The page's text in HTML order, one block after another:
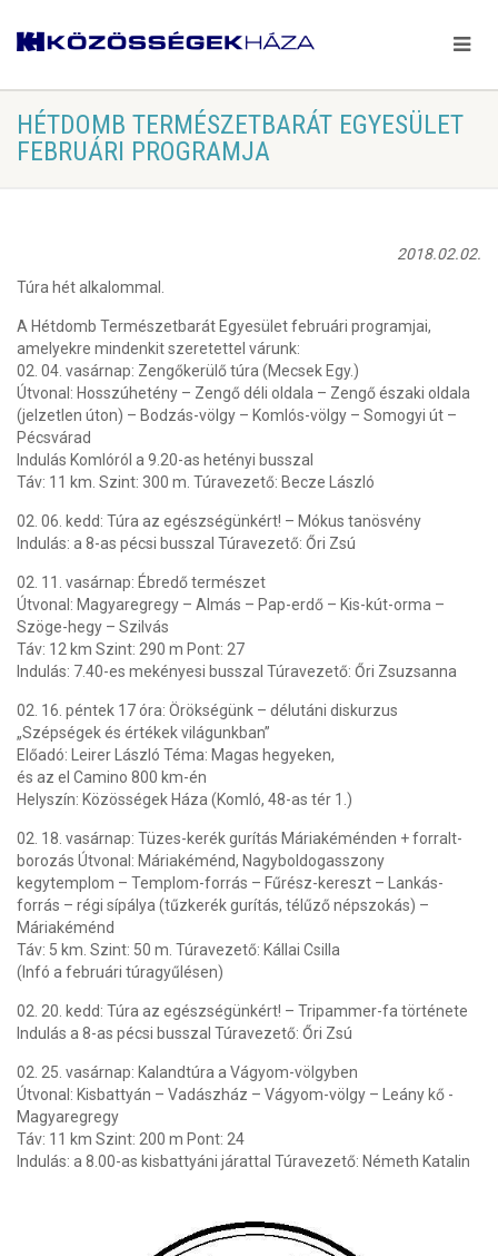
HÉTDOMB TERMÉSZETBARÁT EGYESÜLET
FEBRUÁRI PROGRAMJA
2018.02.02.
Túra hét alkalommal.
A Hétdomb Természetbarát Egyesület februári programjai,
amelyekre mindenkit szeretettel várunk:
02. 04. vasárnap: Zengőkerülő túra (Mecsek Egy.)
Útvonal: Hosszúhetény – Zengő déli oldala – Zengő északi oldala
(jelzetlen úton) – Bodzás-völgy – Komlós-völgy – Somogyi út –
Pécsvárad
Indulás Komlóról a 9.20-as hetényi busszal
Táv: 11 km. Szint: 300 m. Túravezető: Becze László
02. 06. kedd: Túra az egészségünkért! – Mókus tanösvény
Indulás: a 8-as pécsi busszal Túravezető: Őri Zsú
02. 11. vasárnap: Ébredő természet
Útvonal: Magyaregregy – Almás – Pap-erdő – Kis-kút-orma –
Szöge-hegy – Szilvás
Táv: 12 km Szint: 290 m Pont: 27
Indulás: 7.40-es mekényesi busszal Túravezető: Őri Zsuzsanna
02. 16. péntek 17 óra: Örökségünk – délutáni diskurzus
„Szépségek és értékek világunkban”
Előadó: Leirer László Téma: Magas hegyeken,
és az el Camino 800 km-én
Helyszín: Közösségek Háza (Komló, 48-as tér 1.)
02. 18. vasárnap: Tüzes-kerék gurítás Máriakéménden + forralt-
borozás Útvonal: Máriakéménd, Nagyboldogasszony
kegytemplom – Templom-forrás – Fűrész-kereszt – Lankás-
forrás – régi sípálya (tűzkerék gurítás, télűző népszokás) –
Máriakéménd
Táv: 5 km. Szint: 50 m. Túravezető: Kállai Csilla
(Infó a februári túragyűlésen)
02. 20. kedd: Túra az egészségünkért! – Tripammer-fa története
Indulás a 8-as pécsi busszal Túravezető: Őri Zsú
02. 25. vasárnap: Kalandtúra a Vágyom-völgyben
Útvonal: Kisbattyán – Vadászház – Vágyom-völgy – Leány kő -
Magyaregregy
Táv: 11 km Szint: 200 m Pont: 24
Indulás: a 8.00-as kisbattyáni járattal Túravezető: Németh Katalin